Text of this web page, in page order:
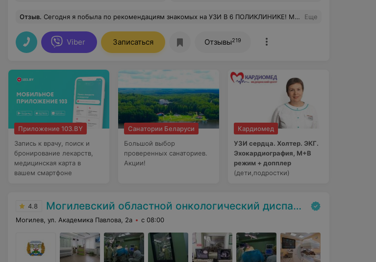
Отзыв. Сегодня я побыла по рекомендациям знакомых на УЗИ В 6 ПОЛИКЛИНИКЕ! Мне рекомендовали доктора Светилову Татьяну Аркадьевну! Это просто наивысочайшего уровня специалист, которая как НИКТО и НИКОГДА провела обследование до мельчайших деталей! Имея особые проблемы по здоровью, и делая контроль УЗИ раз в три месяца на протяжении долгого времени - эта врач сегодня покорила мое ❤️❤️❤️! Теперь только к ней! Более чуткого и профессионального специалиста в своем деле я ещё не встречала! Благодарю от души! Вы лучшая! Еще
Viber Записаться Отзывы219
Приложение 103.BY
Запись к врачу, поиск и
бронирование лекарств,
медицинская карта в
вашем смартфоне
Санатории Беларуси
Большой выбор
проверенных санаториев.
Акции!
Кардиомед
УЗИ сердца. Холтер. ЭКГ.
Эхокардиография, М+В
режим + допплер
(дети,подростки)
4.8 Могилевский областной онкологический диспансер
Могилев, ул. Академика Павлова, 2а с 08:00